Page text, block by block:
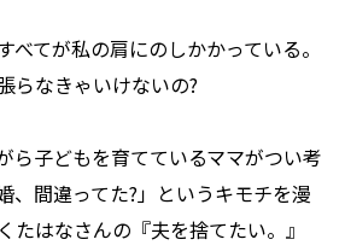
べてが私の肩にのしかかっている。
らなきゃいけないの?
ら子どもを育てているママがつい考
、間違ってた?」というキモチを漫
たはなさんの『夫を捨てたい。』